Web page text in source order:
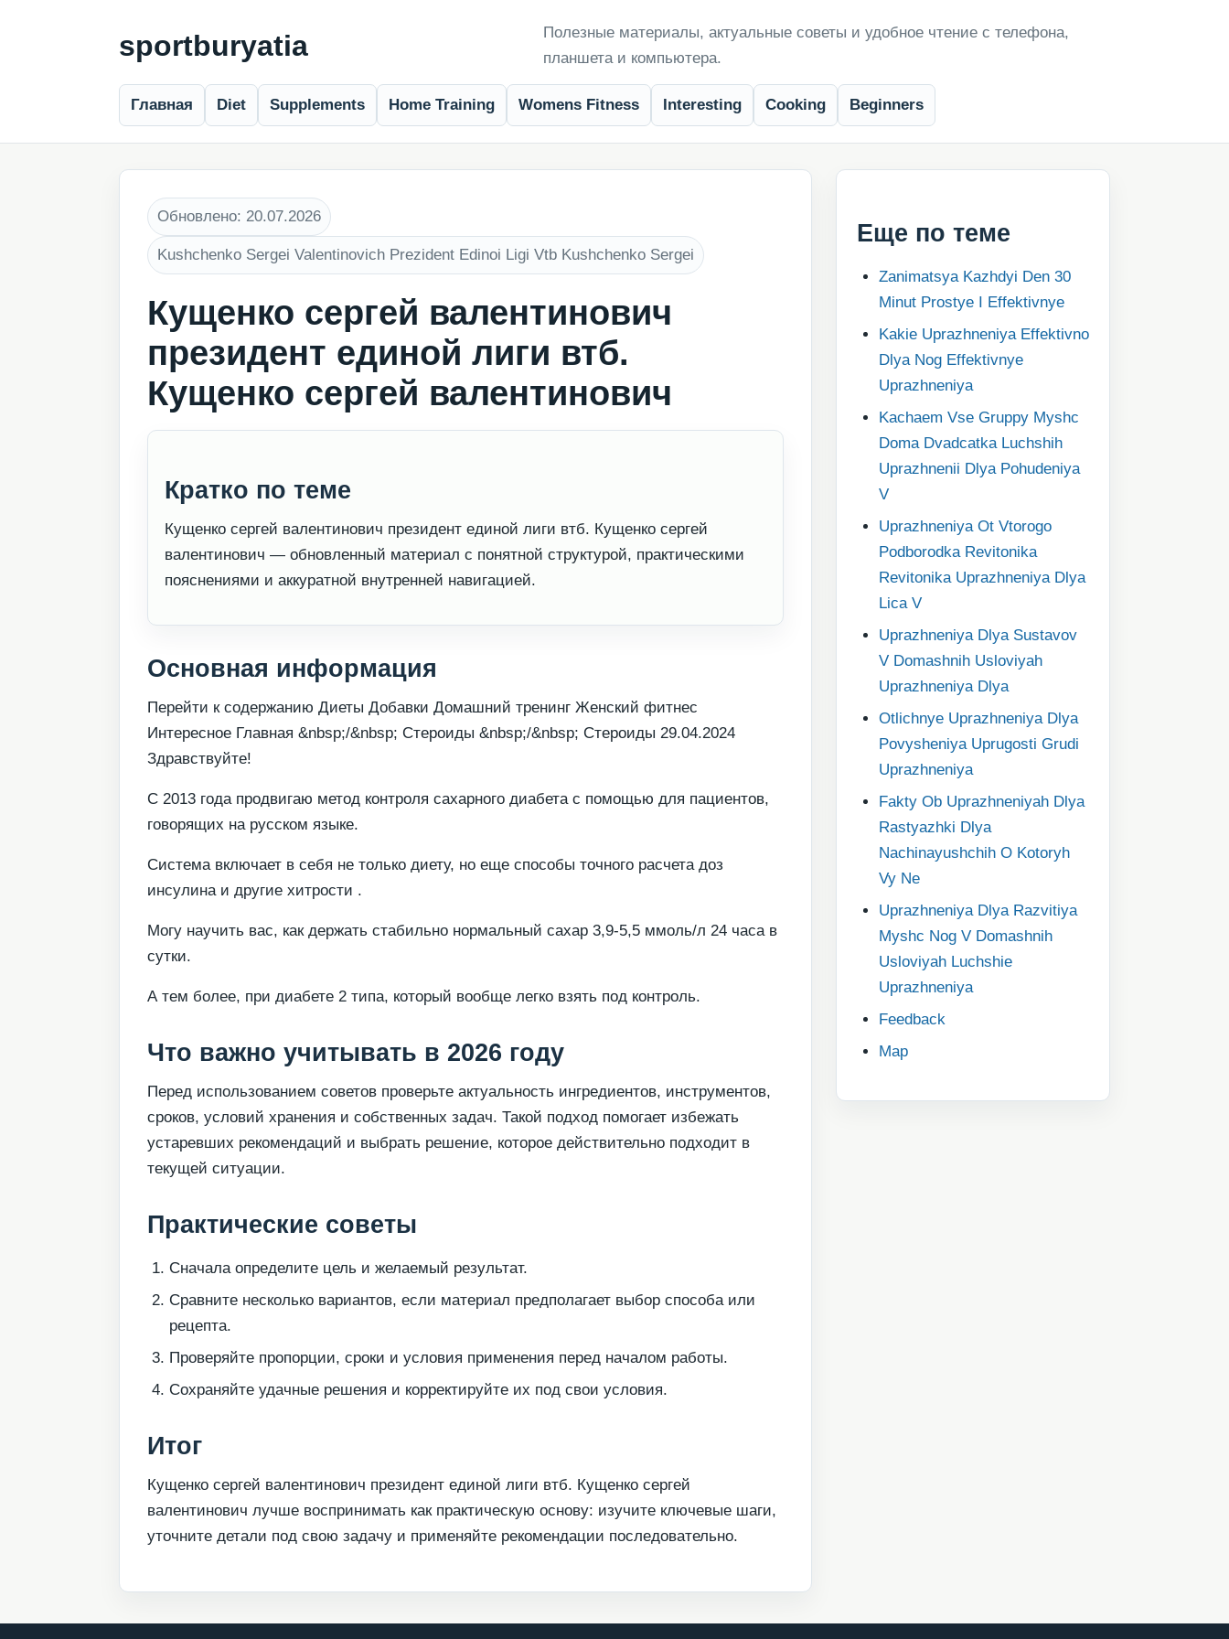
sportburyatia
Полезные материалы, актуальные советы и удобное чтение с телефона,
планшета и компьютера.
Главная Diet Supplements Home Training Womens Fitness Interesting Cooking Beginners
Обновлено: 20.07.2026
Kushchenko Sergei Valentinovich Prezident Edinoi Ligi Vtb Kushchenko Sergei
Кущенко сергей валентинович
президент единой лиги втб.
Кущенко сергей валентинович
Кратко по теме
Кущенко сергей валентинович президент единой лиги втб. Кущенко сергей
валентинович — обновленный материал с понятной структурой, практическими
пояснениями и аккуратной внутренней навигацией.
Основная информация
Перейти к содержанию Диеты Добавки Домашний тренинг Женский фитнес
Интересное Главная &nbsp;/&nbsp; Стероиды &nbsp;/&nbsp; Стероиды 29.04.2024
Здравствуйте!
С 2013 года продвигаю метод контроля сахарного диабета с помощью для пациентов,
говорящих на русском языке.
Система включает в себя не только диету, но еще способы точного расчета доз
инсулина и другие хитрости .
Могу научить вас, как держать стабильно нормальный сахар 3,9-5,5 ммоль/л 24 часа в
сутки.
А тем более, при диабете 2 типа, который вообще легко взять под контроль.
Что важно учитывать в 2026 году
Перед использованием советов проверьте актуальность ингредиентов, инструментов,
сроков, условий хранения и собственных задач. Такой подход помогает избежать
устаревших рекомендаций и выбрать решение, которое действительно подходит в
текущей ситуации.
Практические советы
Сначала определите цель и желаемый результат.
Сравните несколько вариантов, если материал предполагает выбор способа или
рецепта.
Проверяйте пропорции, сроки и условия применения перед началом работы.
Сохраняйте удачные решения и корректируйте их под свои условия.
Итог
Кущенко сергей валентинович президент единой лиги втб. Кущенко сергей
валентинович лучше воспринимать как практическую основу: изучите ключевые шаги,
уточните детали под свою задачу и применяйте рекомендации последовательно.
Еще по теме
Zanimatsya Kazhdyi Den 30
Minut Prostye I Effektivnye
Kakie Uprazhneniya Effektivno
Dlya Nog Effektivnye
Uprazhneniya
Kachaem Vse Gruppy Myshc
Doma Dvadcatka Luchshih
Uprazhnenii Dlya Pohudeniya
V
Uprazhneniya Ot Vtorogo
Podborodka Revitonika
Revitonika Uprazhneniya Dlya
Lica V
Uprazhneniya Dlya Sustavov
V Domashnih Usloviyah
Uprazhneniya Dlya
Otlichnye Uprazhneniya Dlya
Povysheniya Uprugosti Grudi
Uprazhneniya
Fakty Ob Uprazhneniyah Dlya
Rastyazhki Dlya
Nachinayushchih O Kotoryh
Vy Ne
Uprazhneniya Dlya Razvitiya
Myshc Nog V Domashnih
Usloviyah Luchshie
Uprazhneniya
Feedback
Map